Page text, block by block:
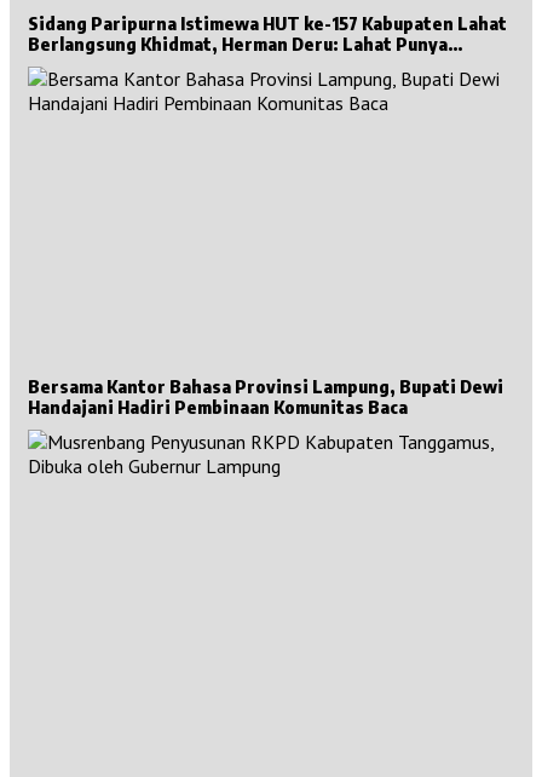
Sidang Paripurna Istimewa HUT ke-157 Kabupaten Lahat
Berlangsung Khidmat, Herman Deru: Lahat Punya
Sejarah Besar untuk Sumsel
Bersama Kantor Bahasa Provinsi Lampung, Bupati Dewi
Handajani Hadiri Pembinaan Komunitas Baca